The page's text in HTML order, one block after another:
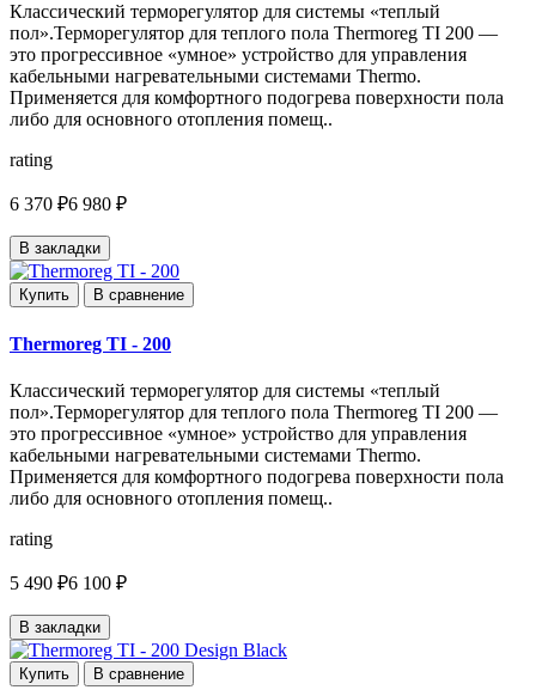
Классический терморегулятор для системы «теплый
пол».Терморегулятор для теплого пола Thermoreg TI 200 —
это прогрессивное «умное» устройство для управления
кабельными нагревательными системами Thermo.
Применяется для комфортного подогрева поверхности пола
либо для основного отопления помещ..
rating
6 370 ₽6 980 ₽
В закладки
Купить В сравнение
Thermoreg TI - 200
Классический терморегулятор для системы «теплый
пол».Терморегулятор для теплого пола Thermoreg TI 200 —
это прогрессивное «умное» устройство для управления
кабельными нагревательными системами Thermo.
Применяется для комфортного подогрева поверхности пола
либо для основного отопления помещ..
rating
5 490 ₽6 100 ₽
В закладки
Купить В сравнение